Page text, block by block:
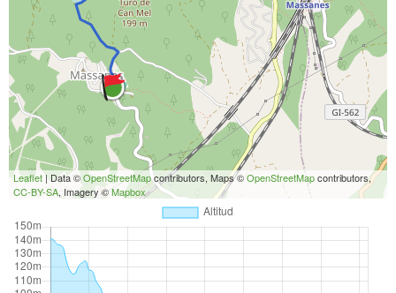
Leaflet | Data ©OpenStreetMapcontributors, Maps ©OpenStreetMapcontributors,
CC-BY-SA, Imagery ©Mapbox